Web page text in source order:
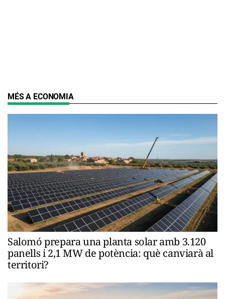
MÉS A ECONOMIA
Salomó prepara una planta solar amb 3.120
panells i 2,1 MW de potència: què canviarà al
territori?